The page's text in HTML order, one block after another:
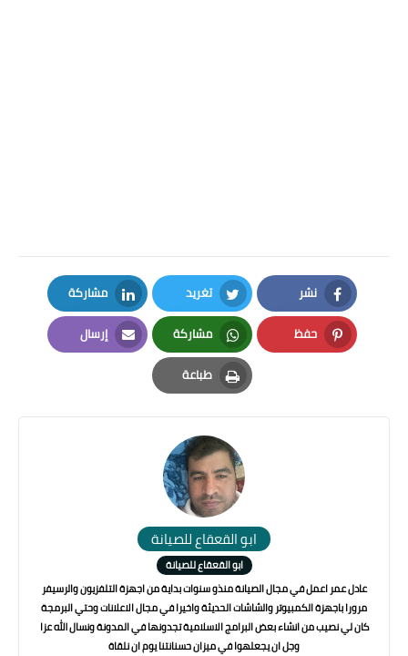
نشر
Facebook
تغريد
Twitter
مشاركة
LinkedIn
حفظ
Pinterest
مشاركة
Whatsapp
إرسال
Email
طباعة
Print
ابو القعقاع للصيانة
ابو القعقاع للصيانة
عادل عمر اعمل في مجال الصيانة منذو سنوات بداية من اجهزة التلفزيون والرسيفر
مرورا باجهزة الكمبيوتر والشاشات الحديثة واخيرا في مجال الاعلانات وحتي البرمجة
كان لي نصيب من انشاء بعض البرامج الاسلامية تجدونها في المدونة ونسال الله عزا
وجل ان يجعلهوا في ميزان حسنانتنا يوم ان نلقاة